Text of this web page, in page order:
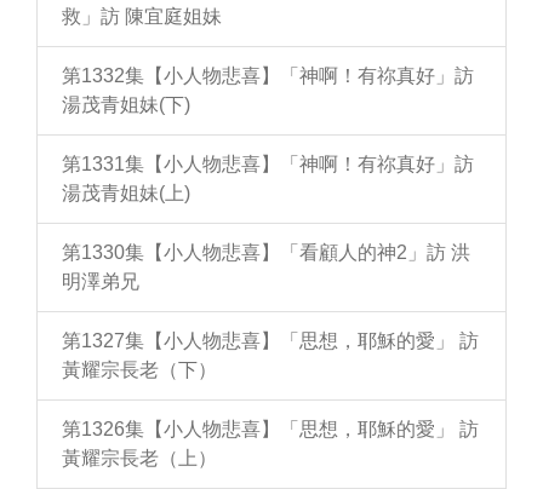
救」訪 陳宜庭姐妹
第1332集【小人物悲喜】「神啊！有祢真好」訪
湯茂青姐妹(下)
第1331集【小人物悲喜】「神啊！有祢真好」訪
湯茂青姐妹(上)
第1330集【小人物悲喜】「看顧人的神2」訪 洪
明澤弟兄
第1327集【小人物悲喜】「思想，耶穌的愛」 訪
黃耀宗長老（下）
第1326集【小人物悲喜】「思想，耶穌的愛」 訪
黃耀宗長老（上）